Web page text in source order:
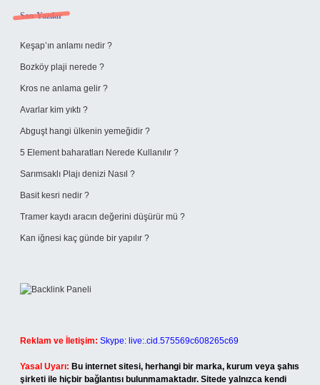
Sidebar
Son Yazılar
Keşap’ın anlamı nedir ?
Bozköy plaji nerede ?
Kros ne anlama gelir ?
Avarlar kim yıktı ?
Abguşt hangi ülkenin yemeğidir ?
5 Element baharatları Nerede Kullanılır ?
Sarımsaklı Plajı denizi Nasıl ?
Basit kesri nedir ?
Tramer kaydı aracın değerini düşürür mü ?
Kan iğnesi kaç günde bir yapılır ?
Reklam ve İletişim: Skype: live:.cid.575569c608265c69
Yasal Uyarı: Bu internet sitesi, herhangi bir marka, kurum veya şahıs
şirketi ile hiçbir bağlantısı bulunmamaktadır. Sitede yalnızca kendi